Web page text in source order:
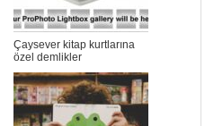
Çaysever kitap kurtlarına
özel demlikler